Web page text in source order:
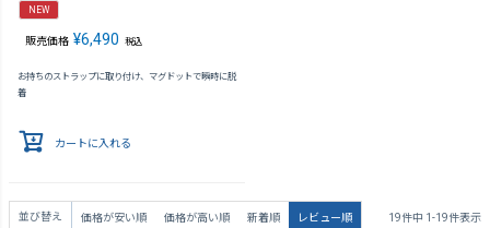
NEW
販売価格 ¥6,490 税込
お持ちのストラップに取り付け、マグドットで瞬時に脱
着
カートに入れる
並び替え 価格が安い順 価格が高い順 新着順 レビュー順 19件中 1 -19件表示